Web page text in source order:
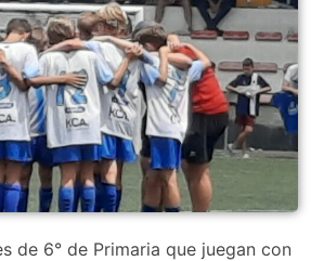
de 6° de Primaria que juegan con